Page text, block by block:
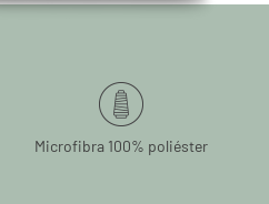
Microfibra 100% poliéster